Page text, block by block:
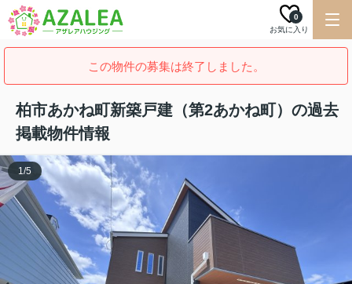
お気に入り
0
この物件の募集は終了しました。
柏市あかね町新築戸建（第2あかね町）の過去
掲載物件情報
1/5